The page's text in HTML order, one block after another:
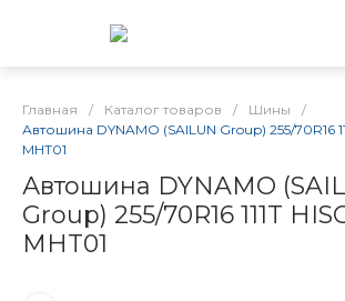
Главная / Каталог товаров / Шины
/
Автошина DYNAMO (SAILUN Group) 255/70R16
MHT01
Автошина DYNAMO
Group) 255/70R16 111T
MHT01